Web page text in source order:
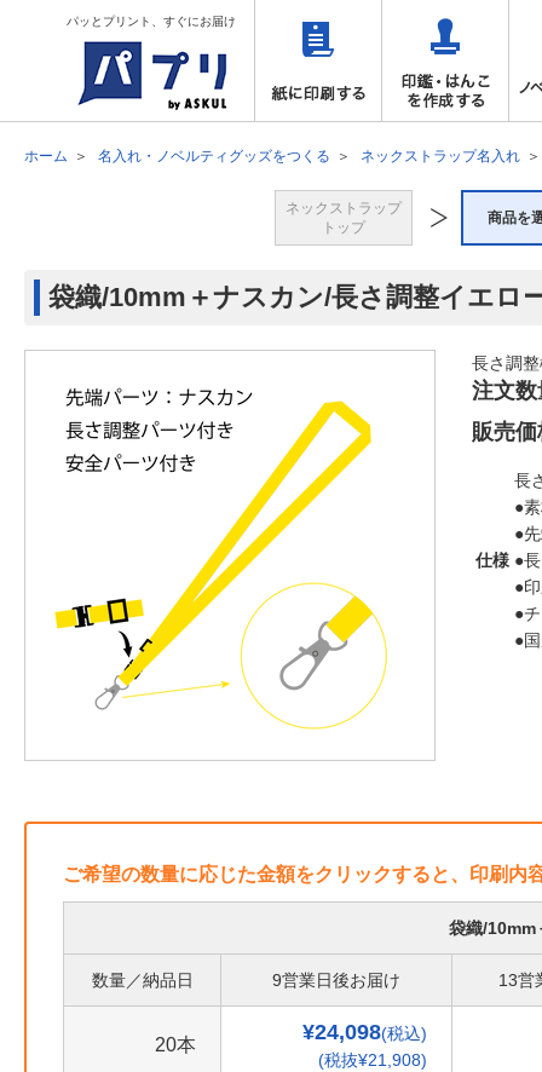
パッとプリント、すぐにお届け
ホーム 名入れ・ノベルティグッズをつくる ネックストラップ名入れ
ネックストラップ
トップ
商品を
袋織/10mm＋ナスカン/長さ調整イエロ
長さ調
注文数
販売価
仕様
長
●
●
●
●
●
●
ご希望の数量に応じた金額をクリックすると、印刷内
袋織/10mm
数量／納品日 9営業日後お届け 13営
20本
¥24,098(税込)
(税抜¥21,908)